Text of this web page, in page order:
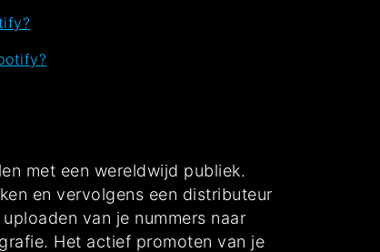
met een wereldwijd publiek.
en vervolgens een distributeur
van je nummers naar
Het actief promoten van je